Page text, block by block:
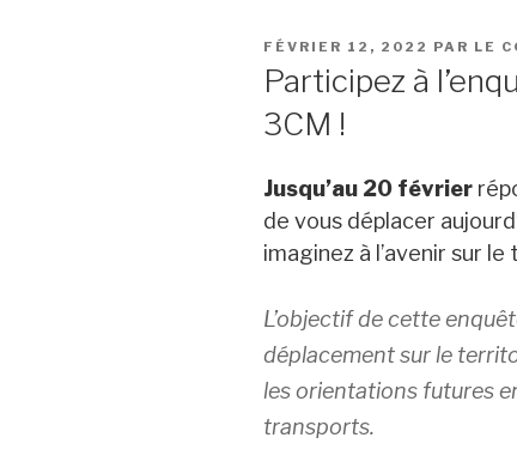
PUBLIÉ
FÉVRIER 12, 2022 PAR LE
Participez à
3CM !
Jusqu’au 20 février
de vous déplacer
imaginez à l’avenir sur
L’objectif de cette
déplacement sur le
les orientations futures
transports.